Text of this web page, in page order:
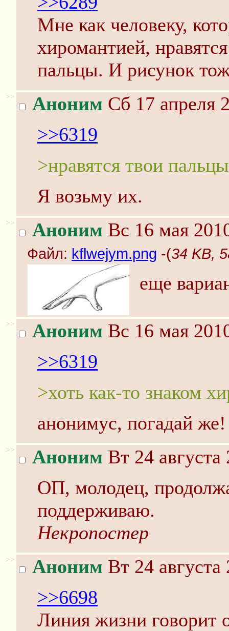
Мне как человеку,
хиромантией,
пальцы. И рисунок
>> Аноним Сб 17 апреля
>>6319
>нравятся твои
Я возьму их.
>> Аноним Вс 16 мая
Файл: kflwejym.png -(34 KB,
еще
>> Аноним Вс 16 мая
>>6319
>хоть как-то знаком
анонимус, погадай же!
>> Аноним Вт 24
ОП, молодец,
поддерживаю.
Некропостер
>> Аноним Вт 24
>>6698
Линия жизни говорит